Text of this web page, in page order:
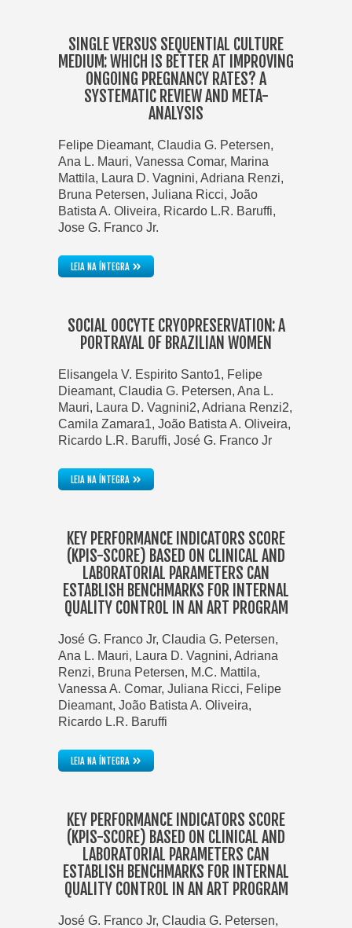
SINGLE VERSUS SEQUENTIAL CULTURE
MEDIUM: WHICH IS BETTER AT IMPROVING
ONGOING PREGNANCY RATES? A
SYSTEMATIC REVIEW AND META-
ANALYSIS
Felipe Dieamant, Claudia G. Petersen,
Ana L. Mauri, Vanessa Comar, Marina
Mattila, Laura D. Vagnini, Adriana Renzi,
Bruna Petersen, Juliana Ricci, João
Batista A. Oliveira, Ricardo L.R. Baruffi,
Jose G. Franco Jr.
LEIA NA ÍNTEGRA»
SOCIAL OOCYTE CRYOPRESERVATION: A
PORTRAYAL OF BRAZILIAN WOMEN
Elisangela V. Espirito Santo1, Felipe
Dieamant, Claudia G. Petersen, Ana L.
Mauri, Laura D. Vagnini2, Adriana Renzi2,
Camila Zamara1, João Batista A. Oliveira,
Ricardo L.R. Baruffi, José G. Franco Jr
LEIA NA ÍNTEGRA»
KEY PERFORMANCE INDICATORS SCORE
(KPIS-SCORE) BASED ON CLINICAL AND
LABORATORIAL PARAMETERS CAN
ESTABLISH BENCHMARKS FOR INTERNAL
QUALITY CONTROL IN AN ART PROGRAM
José G. Franco Jr, Claudia G. Petersen,
Ana L. Mauri, Laura D. Vagnini, Adriana
Renzi, Bruna Petersen, M.C. Mattila,
Vanessa A. Comar, Juliana Ricci, Felipe
Dieamant, João Batista A. Oliveira,
Ricardo L.R. Baruffi
LEIA NA ÍNTEGRA»
KEY PERFORMANCE INDICATORS SCORE
(KPIS-SCORE) BASED ON CLINICAL AND
LABORATORIAL PARAMETERS CAN
ESTABLISH BENCHMARKS FOR INTERNAL
QUALITY CONTROL IN AN ART PROGRAM
José G. Franco Jr, Claudia G. Petersen,